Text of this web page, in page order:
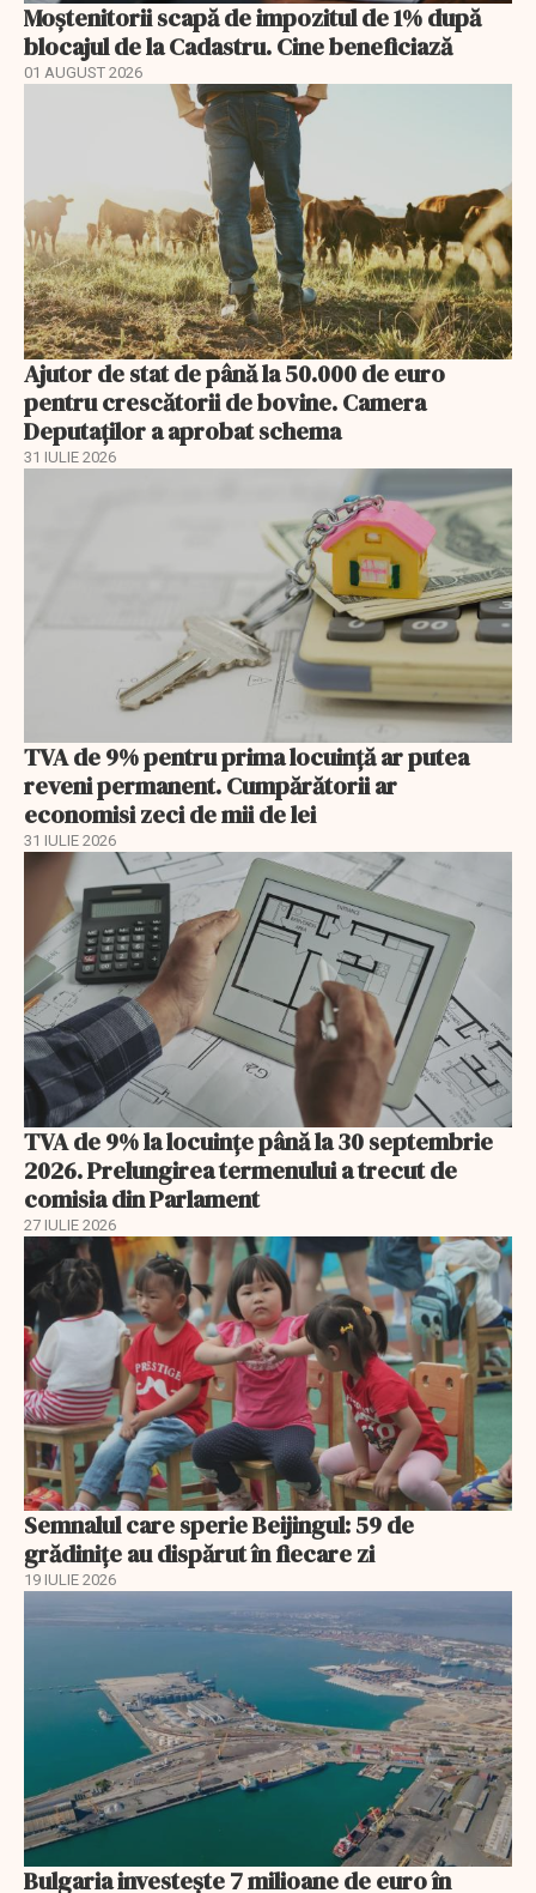
Moștenitorii scapă de impozitul de 1% după
blocajul de la Cadastru. Cine beneficiază
01 AUGUST 2026
Ajutor de stat de până la 50.000 de euro
pentru crescătorii de bovine. Camera
Deputaților a aprobat schema
31 IULIE 2026
TVA de 9% pentru prima locuință ar putea
reveni permanent. Cumpărătorii ar
economisi zeci de mii de lei
31 IULIE 2026
TVA de 9% la locuințe până la 30 septembrie
2026. Prelungirea termenului a trecut de
comisia din Parlament
27 IULIE 2026
Semnalul care sperie Beijingul: 59 de
grădinițe au dispărut în fiecare zi
19 IULIE 2026
Bulgaria investește 7 milioane de euro în